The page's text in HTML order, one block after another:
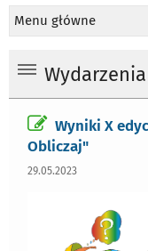
Menu główne
Wydarzenia
Wyniki X
Obliczaj"
29.05.2023